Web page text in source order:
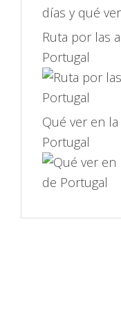
Ruta por las
Portugal
Qué ver en
Portugal